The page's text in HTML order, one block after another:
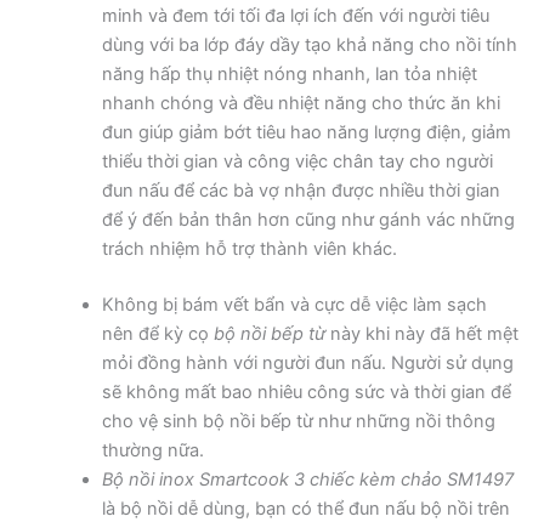
minh và đem tới tối đa lợi ích đến với người tiêu
dùng với ba lớp đáy dầy tạo khả năng cho nồi tính
năng hấp thụ nhiệt nóng nhanh, lan tỏa nhiệt
nhanh chóng và đều nhiệt năng cho thức ăn khi
đun giúp giảm bớt tiêu hao năng lượng điện, giảm
thiểu thời gian và công việc chân tay cho người
đun nấu để các bà vợ nhận được nhiều thời gian
để ý đến bản thân hơn cũng như gánh vác những
trách nhiệm hỗ trợ thành viên khác.
Không bị bám vết bẩn và cực dễ việc làm sạch
nên để kỳ cọ bộ nồi bếp từnày khi này đã hết mệt
mỏi đồng hành với người đun nấu. Người sử dụng
sẽ không mất bao nhiêu công sức và thời gian để
cho vệ sinh bộ nồi bếp từ như những nồi thông
thường nữa.
Bộ nồi inox Smartcook 3 chiếc kèm chảo SM1497
là bộ nồi dễ dùng, bạn có thể đun nấu bộ nồi trên